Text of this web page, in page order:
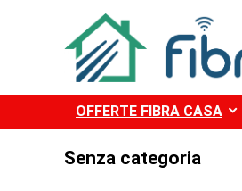
OFFERTE FIBRA CASA
Senza categoria